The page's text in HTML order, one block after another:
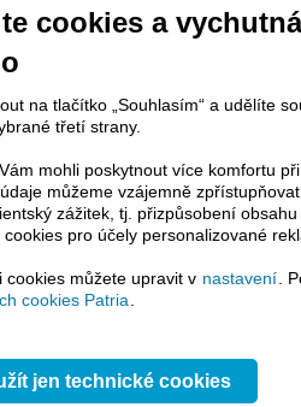
článku je dostupné jen klientům
služeb, potom je nutné sePřihlásit.
placeného informačního servisu
ke
kompletnímu
bez jakýchkoliv omezení.
komentáře a horké zprávy
a v plné verzi.
avaluace, ekonomickéfundamenty
cookies a
na tlačítko „Souhlasím“ a udělíte
třetí strany.
mohli poskytnout více komfortu
můžeme vzájemně
zážitek, tj. přizpůsobení
pro účely personalizované
cookies můžete upravit v nastavení .
cookies Patria
jen technické cookies